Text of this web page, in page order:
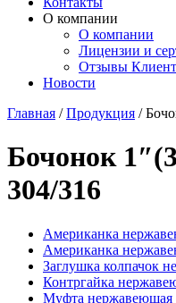
О компании
О компании
Лицензии и
Отзывы
Новости
Главная /Продукция /
Бочонок
304/316
Американка
Американка
Заглушка колпачок
Контргайка
Муфта нержавеющая